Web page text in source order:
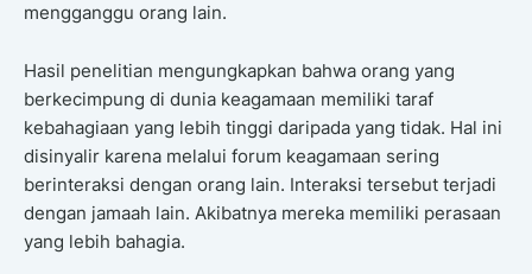
mengganggu orang lain.
Hasil penelitian mengungkapkan bahwa orang yang
berkecimpung di dunia keagamaan memiliki taraf
kebahagiaan yang lebih tinggi daripada yang tidak. Hal ini
disinyalir karena melalui forum keagamaan sering
berinteraksi dengan orang lain. Interaksi tersebut terjadi
dengan jamaah lain. Akibatnya mereka memiliki perasaan
yang lebih bahagia.